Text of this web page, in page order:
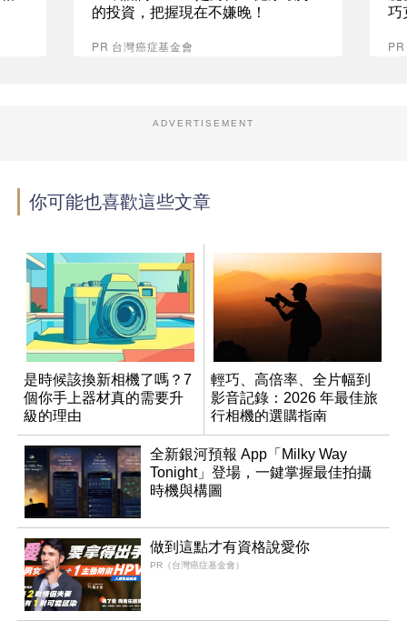
的投資，把握現在不嫌晚！
PR 台灣癌症基金會
巧
ADVERTISEMENT
你可能也喜歡這些文章
是時候該換新相機了嗎？7
個你手上器材真的需要升
級的理由
輕巧、高倍率、全片幅到
影音記錄：2026 年最佳旅
行相機的選購指南
全新銀河預報 App「Milky Way
Tonight」登場，一鍵掌握最佳拍攝
時機與構圖
做到這點才有資格說愛你
PR（台灣癌症基金會）